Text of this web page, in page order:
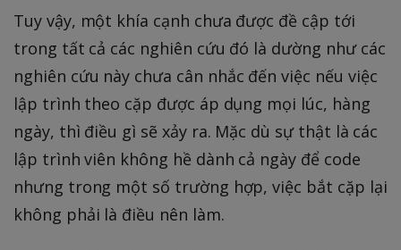
Tuy vậy, một khía cạnh chưa được đề cập tới
trong tất cả các nghiên cứu đó là dường như các
nghiên cứu này chưa cân nhắc đến việc nếu việc
lập trình theo cặp được áp dụng mọi lúc, hàng
ngày, thì điều gì sẽ xảy ra. Mặc dù sự thật là các
lập trình viên không hề dành cả ngày để code
nhưng trong một số trường hợp, việc bắt cặp lại
không phải là điều nên làm.